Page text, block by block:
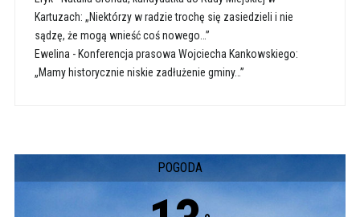
Kartuzach: „Niektórzy w radzie trochę się zasiedzieli i nie
sądzę, że mogą wnieść coś nowego…”
Ewelina - Konferencja prasowa Wojciecha Kankowskiego:
„Mamy historycznie niskie zadłużenie gminy…”
POGODA